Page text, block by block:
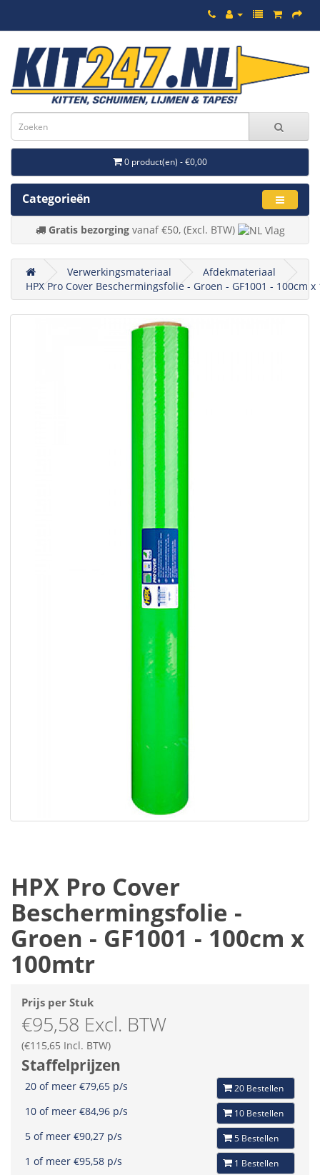
0 product(en) - €0,00
Categorieën
Gratis bezorgingvanaf €50, (Excl. BTW)
Verwerkingsmateriaal
Afdekmateriaal
HPX Pro Cover Beschermingsfolie - Groen - GF1001 - 100cm
HPX Pro Cover
Beschermingsfolie -
Groen - GF1001 - 100cm x
100mtr
Prijs per Stuk
€95,58 Excl. BTW
(€115,65 Incl. BTW)
Staffelprijzen
20 of meer €79,65 p/s 20 Bestellen
10 of meer €84,96 p/s 10 Bestellen
5 of meer €90,27 p/s 5 Bestellen
1 of meer €95,58 p/s 1 Bestellen